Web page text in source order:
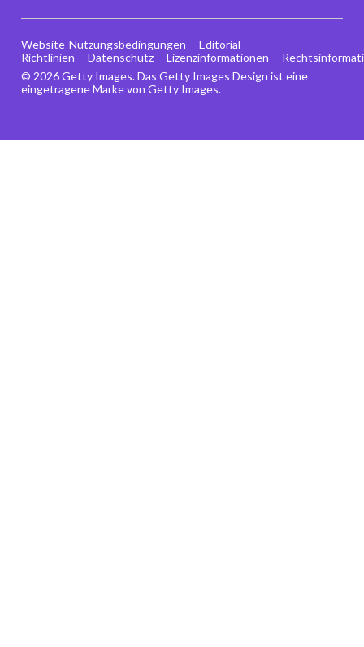
© 2026 Getty Images. Das Getty Images Design ist eine
eingetragene Marke von Getty Images.
Website-Nutzungsbedingungen
Editorial-
Richtlinien
Datenschutz Lizenzinformationen